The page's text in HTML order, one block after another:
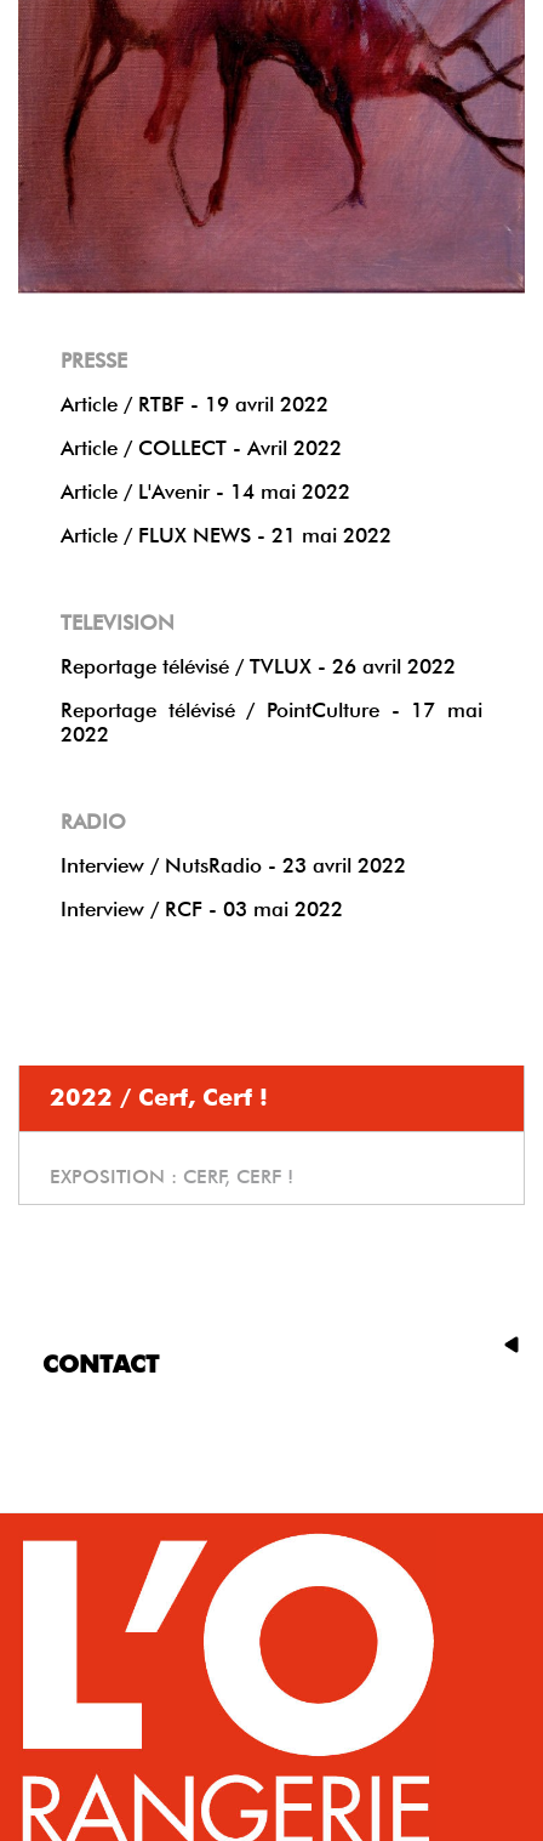
PRESSE
Article / RTBF - 19 avril 2022
Article / COLLECT - Avril 2022
Article / L'Avenir - 14 mai 2022
Article / FLUX NEWS - 21 mai 2022
TELEVISION
Reportage télévisé / TVLUX - 26 avril 2022
Reportage télévisé / PointCulture - 17 mai
2022
RADIO
Interview / NutsRadio - 23 avril 2022
Interview / RCF - 03 mai 2022
2022 / Cerf, Cerf !
EXPOSITION : CERF, CERF !
CONTACT